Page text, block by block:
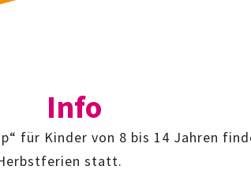
Info
für Kinder von 8 bis 14 Jahren
statt.